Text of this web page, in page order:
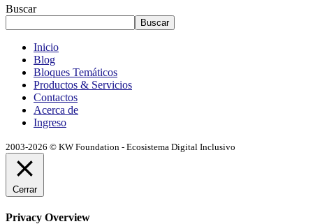
Buscar
Buscar
Inicio
Blog
Bloques Temáticos
Productos & Servicios
Contactos
Acerca de
Ingreso
2003-2026 © KW Foundation - Ecosistema Digital Inclusivo
Cerrar
Privacy Overview